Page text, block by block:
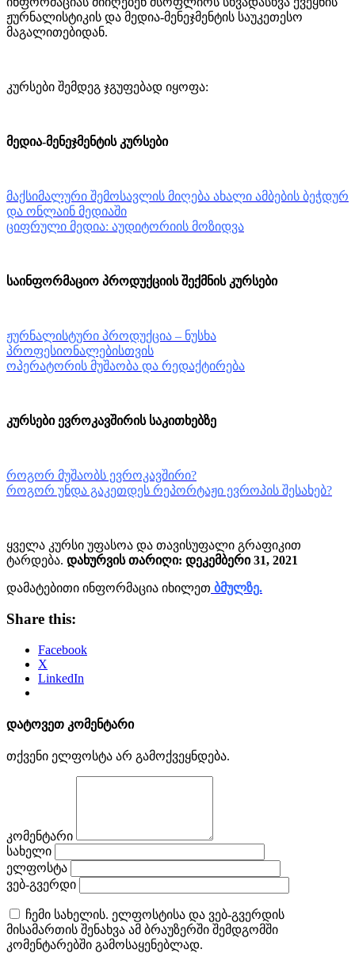
ჟურნალისტიკის და მედია-მენეჯმენტის საუკეთესო
მაგალითებიდან.
კურსები შემდეგ ჯგუფებად იყოფა:
მედია-მენეჯმენტის კურსები
მაქსიმალური შემოსავლის მიღება ახალი ამბების ბეჭდურ
და ონლაინ მედიაში
ციფრული მედია: აუდიტორიის მოზიდვა
საინფორმაციო პროდუქციის შექმნის კურსები
ჟურნალისტური პროდუქცია – ნუსხა
პროფესიონალებისთვის
ოპერატორის მუშაობა და რედაქტირება
კურსები ევროკავშირის საკითხებზე
როგორ მუშაობს ევროკავშირი?
როგორ უნდა გაკეთდეს რეპორტაჟი ევროპის შესახებ?
ყველა კურსი უფასოა და თავისუფალი გრაფიკით
ტარდება. დახურვის თარიღი: დეკემბერი 31, 2021
დამატებითი ინფორმაცია იხილეთ ბმულზე.
Share this:
Facebook
X
LinkedIn
დატოვეთ კომენტარი
თქვენი ელფოსტა არ გამოქვეყნდება.
კომენტარი
სახელი
ელფოსტა
ვებ-გვერდი
ჩემი სახელის. ელფოსტისა და ვებ-გვერდის
მისამართის შენახვა ამ ბრაუზერში შემდგომში
კომენტარებში გამოსაყენებლად.